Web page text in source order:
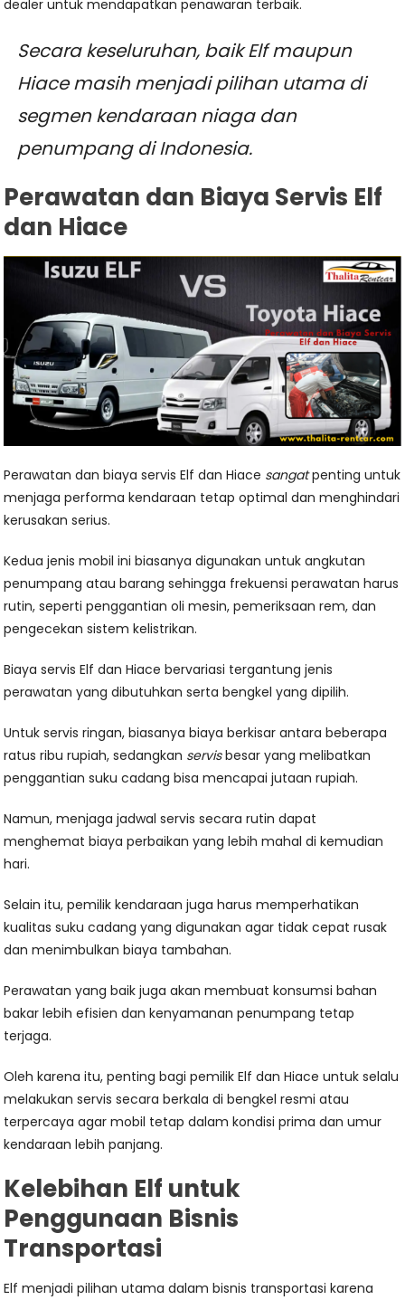
dealer untuk mendapatkan penawaran terbaik.
Secara keseluruhan, baik Elf maupun
Hiace masih menjadi pilihan utama di
segmen kendaraan niaga dan
penumpang di Indonesia.
Perawatan dan Biaya Servis Elf
dan Hiace
Perawatan dan biaya servis Elf dan Hiace sangatpenting untuk
menjaga performa kendaraan tetap optimal dan menghindari
kerusakan serius.
Kedua jenis mobil ini biasanya digunakan untuk angkutan
penumpang atau barang sehingga frekuensi perawatan harus
rutin, seperti penggantian oli mesin, pemeriksaan rem, dan
pengecekan sistem kelistrikan.
Biaya servis Elf dan Hiace bervariasi tergantung jenis
perawatan yang dibutuhkan serta bengkel yang dipilih.
Untuk servis ringan, biasanya biaya berkisar antara beberapa
ratus ribu rupiah, sedangkan servisbesar yang melibatkan
penggantian suku cadang bisa mencapai jutaan rupiah.
Namun, menjaga jadwal servis secara rutin dapat
menghemat biaya perbaikan yang lebih mahal di kemudian
hari.
Selain itu, pemilik kendaraan juga harus memperhatikan
kualitas suku cadang yang digunakan agar tidak cepat rusak
dan menimbulkan biaya tambahan.
Perawatan yang baik juga akan membuat konsumsi bahan
bakar lebih efisien dan kenyamanan penumpang tetap
terjaga.
Oleh karena itu, penting bagi pemilik Elf dan Hiace untuk selalu
melakukan servis secara berkala di bengkel resmi atau
terpercaya agar mobil tetap dalam kondisi prima dan umur
kendaraan lebih panjang.
Kelebihan Elf untuk
Penggunaan Bisnis
Transportasi
Elf menjadi pilihan utama dalam bisnis transportasi karena